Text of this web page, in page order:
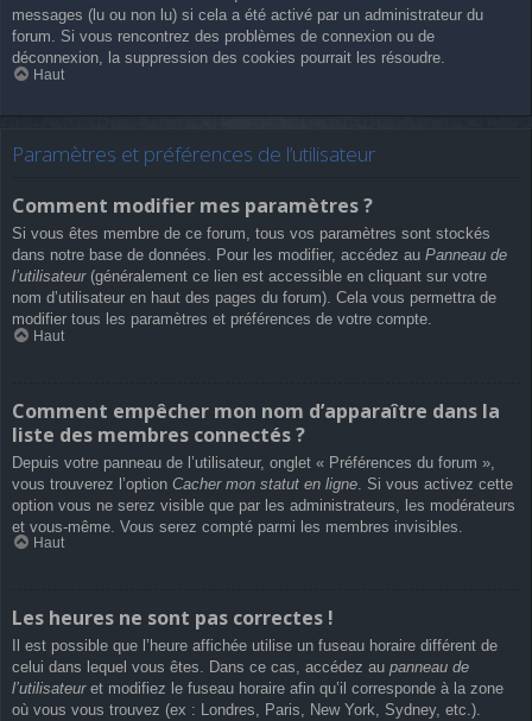
messages (lu ou non lu) si cela a été activé par un administrateur du
forum. Si vous rencontrez des problèmes de connexion ou de
déconnexion, la suppression des cookies pourrait les résoudre.
Haut
Paramètres et préférences de l’utilisateur
Comment modifier mes paramètres ?
Si vous êtes membre de ce forum, tous vos paramètres sont stockés
dans notre base de données. Pour les modifier, accédez au Panneau de
l’utilisateur(généralement ce lien est accessible en cliquant sur votre
nom d’utilisateur en haut des pages du forum). Cela vous permettra de
modifier tous les paramètres et préférences de votre compte.
Haut
Comment empêcher mon nom d’apparaître dans la
liste des membres connectés ?
Depuis votre panneau de l’utilisateur, onglet « Préférences du forum »,
vous trouverez l’option Cacher mon statut en ligne . Si vous activez cette
option vous ne serez visible que par les administrateurs, les modérateurs
et vous-même. Vous serez compté parmi les membres invisibles.
Haut
Les heures ne sont pas correctes !
Il est possible que l’heure affichée utilise un fuseau horaire différent de
celui dans lequel vous êtes. Dans ce cas, accédez au panneau de
l’utilisateuret modifiez le fuseau horaire afin qu’il corresponde à la zone
où vous vous trouvez (ex : Londres, Paris, New York, Sydney, etc.).